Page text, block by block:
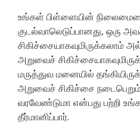
உங்கள் பிள்ளையின்
குடல்வாலெடுப்பானது, ஒரு
சிகிச்சையாகவுமிருக்கலாம்
அறுவைச்
மருத்துவ மனையில்
அறுவைச் சிகிச்சை
வரவேண்டுமா என்பது பற்றி
தீர்மானிப்பார்.